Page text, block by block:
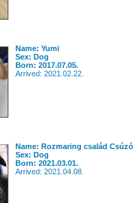
Name: Yumi
Sex: Dog
Born: 2017.07.05.
Arrived: 2021.02.22.
Name: Rozmaring család Csúzó
Sex: Dog
Born: 2021.03.01.
Arrived: 2021.04.08.